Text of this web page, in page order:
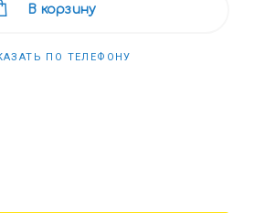
В корзину
ПО ТЕЛЕФОНУ